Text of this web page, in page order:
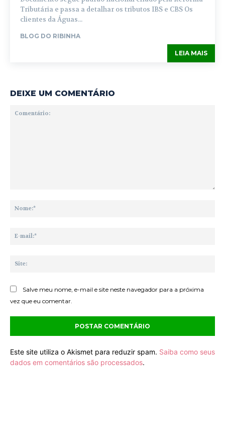
Tributária e passa a detalhar os tributos IBS e CBS Os
clientes da Águas...
BLOG DO RIBINHA
LEIA MAIS
DEIXE UM COMENTÁRIO
Salve meu nome, e-mail e site neste navegador para a próxima
vez que eu comentar.
Este site utiliza o Akismet para reduzir spam. Saiba como seus
dados em comentários são processados.